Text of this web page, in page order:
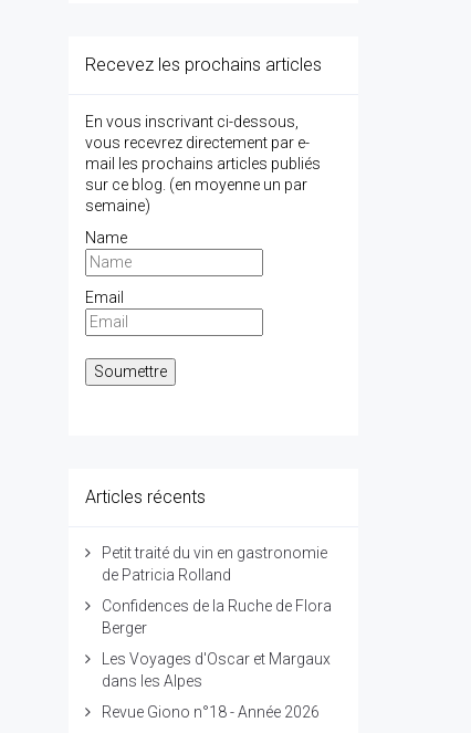
Recevez les prochains articles
En vous inscrivant ci-dessous,
vous recevrez directement par e-
mail les prochains articles publiés
sur ce blog. (en moyenne un par
semaine)
Name
Email
Articles récents
Petit traité du vin en gastronomie
de Patricia Rolland
Confidences de la Ruche de Flora
Berger
Les Voyages d'Oscar et Margaux
dans les Alpes
Revue Giono n°18 - Année 2026